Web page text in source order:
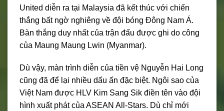
United diễn ra tại Malaysia đã kết thúc với chiến
thắng bất ngờ nghiêng về đội bóng Đông Nam Á.
Bàn thắng duy nhất của trận đấu được ghi do công
của Maung Maung Lwin (Myanmar).
Dù vậy, màn trình diễn của tiền vệ Nguyễn Hai Long
cũng đã để lại nhiều dấu ấn đặc biệt. Ngôi sao của
Việt Nam được HLV Kim Sang Sik điền tên vào đội
hình xuất phát của ASEAN All-Stars. Dù chỉ mới